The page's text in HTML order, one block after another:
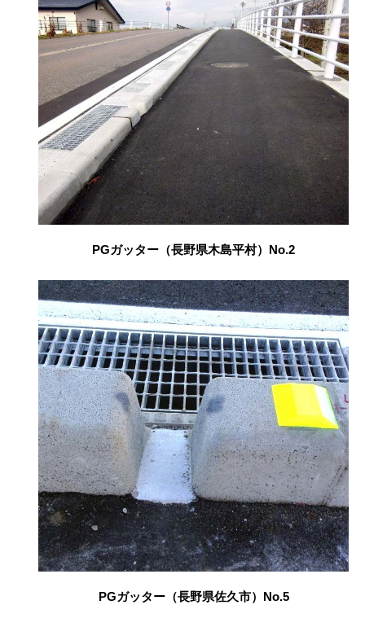
PGガッター（長野県木島平村）No.2
PGガッター（長野県佐久市）No.5